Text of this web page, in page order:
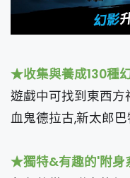
★收集與養成130種
遊戲中可找到東西
血鬼德拉古,新太郎
★獨特&有趣的'附身